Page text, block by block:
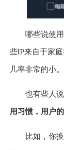
哪些说使
些IP来自于家
几率非常的小。
也有些人
用习惯，用户
比如，你